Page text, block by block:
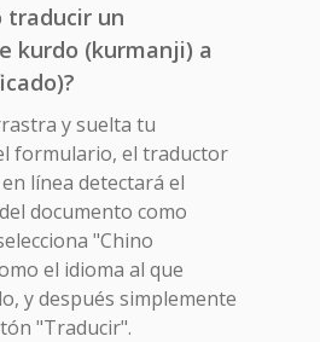
traducir un
kurdo (kurmanji) a
y suelta tu
formulario, el traductor
línea detectará el
documento como
"Chino
el idioma al que
y después simplemente
"Traducir".